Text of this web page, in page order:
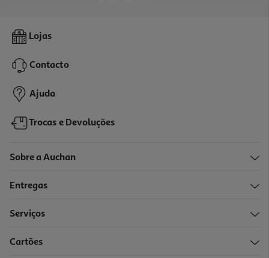
Ferro A Vapor Qilive Q.5847 Boost 2600 W 300 Ml
21,99 €
-20%
Lojas
Contacto
Ajuda
Trocas e Devoluções
Sobre a Auchan
Entregas
Serviços
Cartões